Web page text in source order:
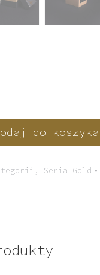
do koszyka
, Seria Gold